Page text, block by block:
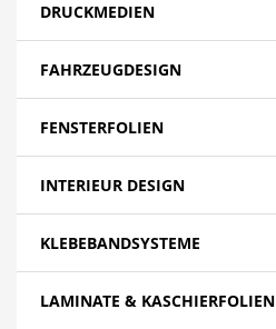
DRUCKMEDIEN
FAHRZEUGDESIGN
FENSTERFOLIEN
INTERIEUR DESIGN
KLEBEBANDSYSTEME
LAMINATE & KASCHIERFOLIEN